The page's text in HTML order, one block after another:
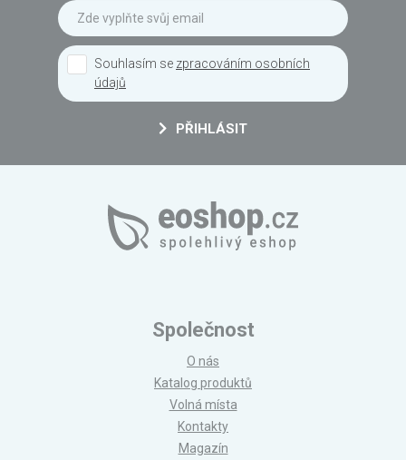
Souhlasím se zpracováním osobních
údajů
PŘIHLÁSIT
Společnost
O nás
Katalog produktů
Volná místa
Kontakty
Magazín